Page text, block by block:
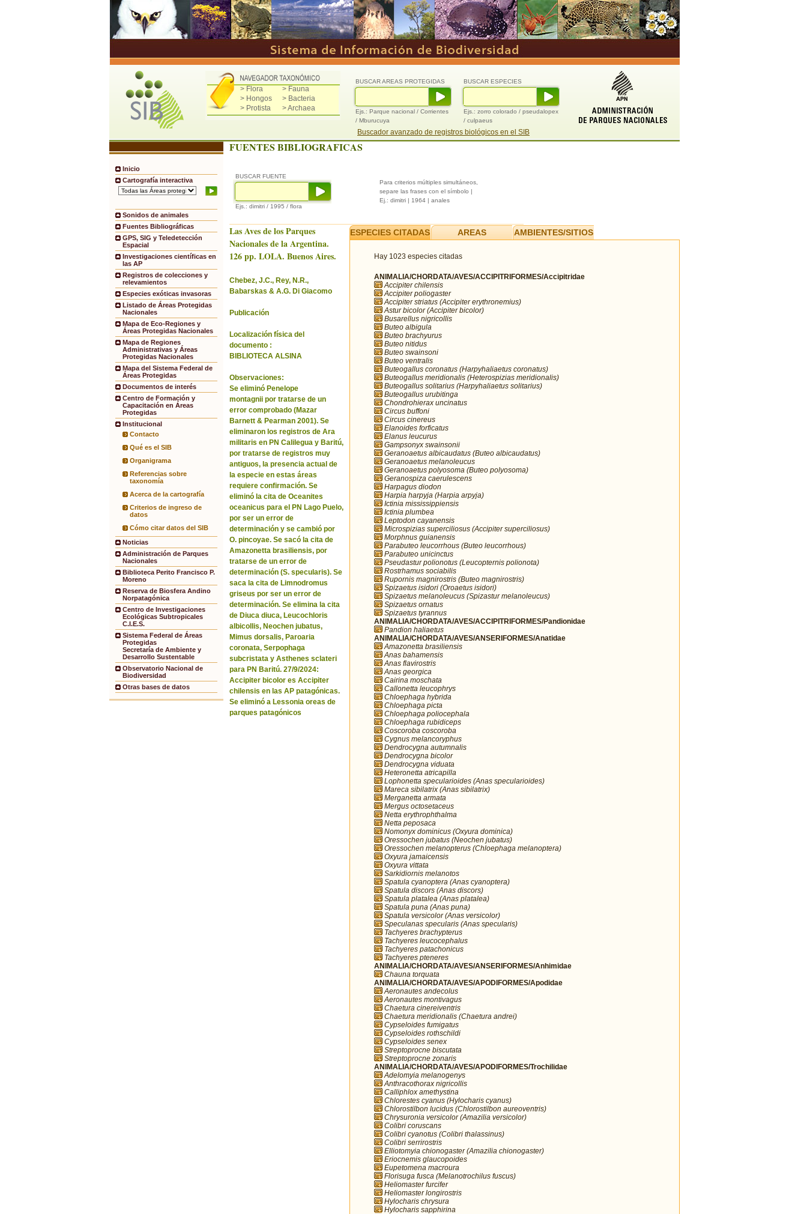
> Flora
> Fauna
> Hongos
> Bacteria
> Protista
> Archaea
BUSCAR ESPECIES
Ejs.: zorro colorado / pseudalopex
/ culpaeus
BUSCAR AREAS PROTEGIDAS
Ejs.: Parque nacional / Corrientes
/ Mburucuya
Buscador avanzado de registros biológicos en el SIB
Inicio
Cartografía interactiva
Sonidos de animales
Fuentes Bibliográficas
GPS, SIG y Teledetección
Espacial
Investigaciones científicas en
las AP
Registros de colecciones y
relevamientos
Especies exóticas invasoras
Listado de Áreas Protegidas
Nacionales
Mapa de Eco-Regiones y
Áreas Protegidas Nacionales
Mapa de Regiones
Administrativas y Áreas
Protegidas Nacionales
Mapa del Sistema Federal de
Áreas Protegidas
Documentos de interés
Centro de Formación y
Capacitación en Áreas
Protegidas
Institucional
Contacto
Qué es el SIB
Organigrama
Referencias sobre
taxonomía
Acerca de la cartografía
Criterios de ingreso de
datos
Cómo citar datos del SIB
Noticias
Administración de Parques
Nacionales
Biblioteca Perito Francisco P.
Moreno
Reserva de Biosfera Andino
Norpatagónica
Centro de Investigaciones
Ecológicas Subtropicales
C.I.E.S.
Sistema Federal de Áreas
Protegidas
Secretaría de Ambiente y
Desarrollo Sustentable
Observatorio Nacional de
Biodiversidad
Otras bases de datos
FUENTES BIBLIOGRAFICAS
BUSCAR FUENTE
Ejs.: dimitri / 1995 / flora
Para criterios múltiples simultáneos,
separe las frases con el símbolo |
Ej.: dimitri | 1964 | anales
Las Aves de los Parques
Nacionales de la Argentina.
126 pp. LOLA. Buenos Aires.
Chebez, J.C., Rey, N.R.,
Babarskas & A.G. Di Giacomo
Publicación
Localización física del
documento :
BIBLIOTECA ALSINA
Observaciones:
Se eliminó Penelope
montagnii por tratarse de un
error comprobado (Mazar
Barnett & Pearman 2001). Se
eliminaron los registros de Ara
militaris en PN Calilegua y Baritú,
por tratarse de registros muy
antiguos, la presencia actual de
la especie en estas áreas
requiere confirmación. Se
eliminó la cita de Oceanites
oceanicus para el PN Lago Puelo,
por ser un error de
determinación y se cambió por
O. pincoyae. Se sacó la cita de
Amazonetta brasiliensis, por
tratarse de un error de
determinación (S. specularis). Se
saca la cita de Limnodromus
griseus por ser un error de
determinación. Se elimina la cita
de Diuca diuca, Leucochloris
albicollis, Neochen jubatus,
Mimus dorsalis, Paroaria
coronata, Serpophaga
subcristata y Asthenes sclateri
para PN Baritú. 27/9/2024:
Accipiter bicolor es Accipiter
chilensis en las AP patagónicas.
Se eliminó a Lessonia oreas de
parques patagónicos
ESPECIES CITADAS AREAS AMBIENTES/SITIOS
Hay 1023 especies citadas
ANIMALIA/CHORDATA/AVES/ACCIPITRIFORMES/Accipitridae
Accipiter chilensis
Accipiter poliogaster
Accipiter striatus (Accipiter erythronemius)
Astur bicolor (Accipiter bicolor)
Busarellus nigricollis
Buteo albigula
Buteo brachyurus
Buteo nitidus
Buteo swainsoni
Buteo ventralis
Buteogallus coronatus (Harpyhaliaetus coronatus)
Buteogallus meridionalis (Heterospizias meridionalis)
Buteogallus solitarius (Harpyhaliaetus solitarius)
Buteogallus urubitinga
Chondrohierax uncinatus
Circus buffoni
Circus cinereus
Elanoides forficatus
Elanus leucurus
Gampsonyx swainsonii
Geranoaetus albicaudatus (Buteo albicaudatus)
Geranoaetus melanoleucus
Geranoaetus polyosoma (Buteo polyosoma)
Geranospiza caerulescens
Harpagus diodon
Harpia harpyja (Harpia arpyja)
Ictinia mississippiensis
Ictinia plumbea
Leptodon cayanensis
Microspizias superciliosus (Accipiter superciliosus)
Morphnus guianensis
Parabuteo leucorrhous (Buteo leucorrhous)
Parabuteo unicinctus
Pseudastur polionotus (Leucopternis polionota)
Rostrhamus sociabilis
Rupornis magnirostris (Buteo magnirostris)
Spizaetus isidori (Oroaetus isidori)
Spizaetus melanoleucus (Spizastur melanoleucus)
Spizaetus ornatus
Spizaetus tyrannus
ANIMALIA/CHORDATA/AVES/ACCIPITRIFORMES/Pandionidae
Pandion haliaetus
ANIMALIA/CHORDATA/AVES/ANSERIFORMES/Anatidae
Amazonetta brasiliensis
Anas bahamensis
Anas flavirostris
Anas georgica
Cairina moschata
Callonetta leucophrys
Chloephaga hybrida
Chloephaga picta
Chloephaga poliocephala
Chloephaga rubidiceps
Coscoroba coscoroba
Cygnus melancoryphus
Dendrocygna autumnalis
Dendrocygna bicolor
Dendrocygna viduata
Heteronetta atricapilla
Lophonetta specularioides (Anas specularioides)
Mareca sibilatrix (Anas sibilatrix)
Merganetta armata
Mergus octosetaceus
Netta erythrophthalma
Netta peposaca
Nomonyx dominicus (Oxyura dominica)
Oressochen jubatus (Neochen jubatus)
Oressochen melanopterus (Chloephaga melanoptera)
Oxyura jamaicensis
Oxyura vittata
Sarkidiornis melanotos
Spatula cyanoptera (Anas cyanoptera)
Spatula discors (Anas discors)
Spatula platalea (Anas platalea)
Spatula puna (Anas puna)
Spatula versicolor (Anas versicolor)
Speculanas specularis (Anas specularis)
Tachyeres brachypterus
Tachyeres leucocephalus
Tachyeres patachonicus
Tachyeres pteneres
ANIMALIA/CHORDATA/AVES/ANSERIFORMES/Anhimidae
Chauna torquata
ANIMALIA/CHORDATA/AVES/APODIFORMES/Apodidae
Aeronautes andecolus
Aeronautes montivagus
Chaetura cinereiventris
Chaetura meridionalis (Chaetura andrei)
Cypseloides fumigatus
Cypseloides rothschildi
Cypseloides senex
Streptoprocne biscutata
Streptoprocne zonaris
ANIMALIA/CHORDATA/AVES/APODIFORMES/Trochilidae
Adelomyia melanogenys
Anthracothorax nigricollis
Calliphlox amethystina
Chlorestes cyanus (Hylocharis cyanus)
Chlorostilbon lucidus (Chlorostilbon aureoventris)
Chrysuronia versicolor (Amazilia versicolor)
Colibri coruscans
Colibri cyanotus (Colibri thalassinus)
Colibri serrirostris
Elliotomyia chionogaster (Amazilia chionogaster)
Eriocnemis glaucopoides
Eupetomena macroura
Florisuga fusca (Melanotrochilus fuscus)
Heliomaster furcifer
Heliomaster longirostris
Hylocharis chrysura
Hylocharis sapphirina